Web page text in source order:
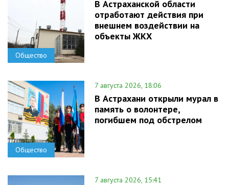
Общество
В Астраханской области
отработают действия при
внешнем воздействии на
объекты ЖКХ
Общество
7 августа 2026, 18:06
В Астрахани открыли мурал в
память о волонтере,
погибшем под обстрелом
7 августа 2026, 15:41